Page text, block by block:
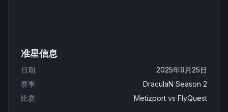
准星信息
日期:
2025年9月25日
赛事:
DraculaN Season 2
比赛: Metizport vs FlyQuest